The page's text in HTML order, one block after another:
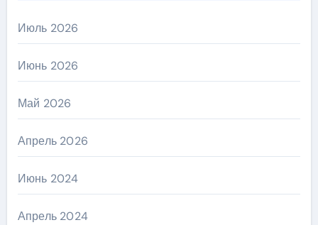
Июль 2026
Июнь 2026
Май 2026
Апрель 2026
Июнь 2024
Апрель 2024